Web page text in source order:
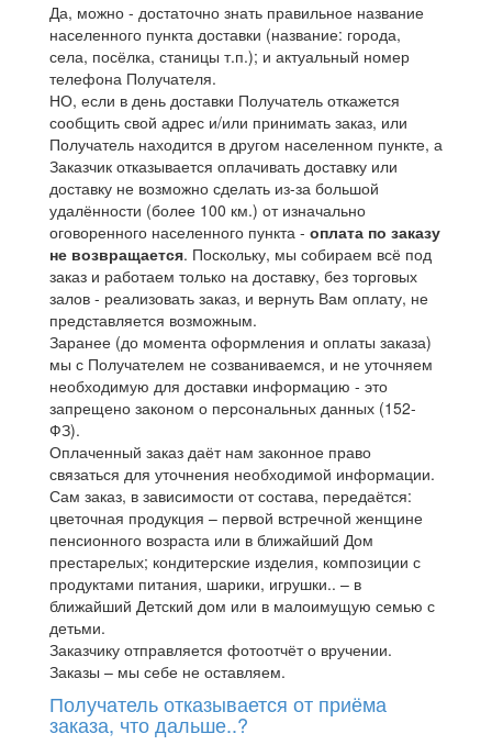
Да, можно - достаточно знать правильное название
населенного пункта доставки (название: города,
села, посёлка, станицы т.п.); и актуальный номер
телефона Получателя.
НО, если в день доставки Получатель откажется
сообщить свой адрес и/или принимать заказ, или
Получатель находится в другом населенном пункте, а
Заказчик отказывается оплачивать доставку или
доставку не возможно сделать из-за большой
удалённости (более 100 км.) от изначально
оговоренного населенного пункта - оплата по заказу
не возвращается. Поскольку, мы собираем всё под
заказ и работаем только на доставку, без торговых
залов - реализовать заказ, и вернуть Вам оплату, не
представляется возможным.
Заранее (до момента оформления и оплаты заказа)
мы с Получателем не созваниваемся, и не уточняем
необходимую для доставки информацию - это
запрещено законом о персональных данных (152-
ФЗ).
Оплаченный заказ даёт нам законное право
связаться для уточнения необходимой информации.
Сам заказ, в зависимости от состава, передаётся:
цветочная продукция – первой встречной женщине
пенсионного возраста или в ближайший Дом
престарелых; кондитерские изделия, композиции с
продуктами питания, шарики, игрушки.. – в
ближайший Детский дом или в малоимущую семью с
детьми.
Заказчику отправляется фотоотчёт о вручении.
Заказы – мы себе не оставляем.
Получатель отказывается от приёма
заказа, что дальше..?